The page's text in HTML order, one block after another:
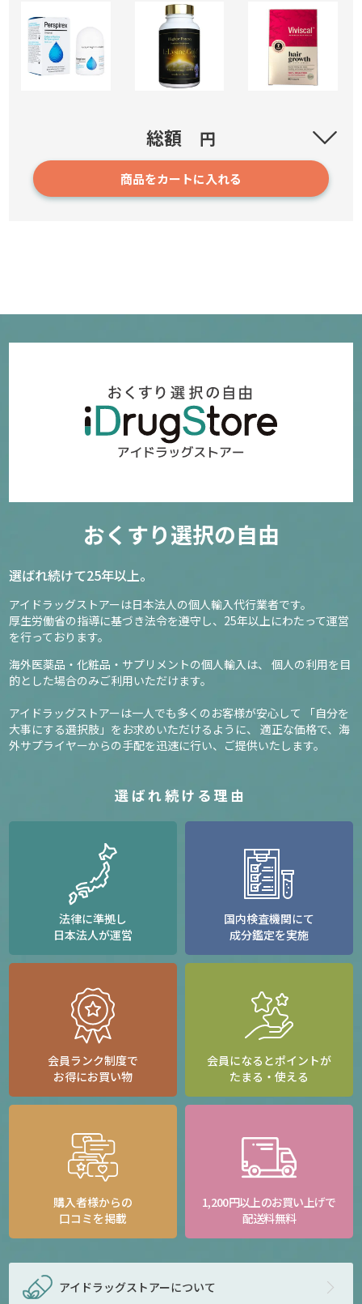
901
2,510円～
確認／選び直す
ments)
50
確認／選び直す
総額 円
商品をカートに入れる
おくすり選択の自由
選ばれ続けて25年以上。
アイドラッグストアーは日本法人の個人輸入代行業者です。
厚生労働省の指導に基づき法令を遵守し、 25年以上にわたって運営
を行っております。
海外医薬品・化粧品・サプリメントの個人輸入は、 個人の利用を目
的とした場合のみご利用いただけます。
アイドラッグストアーは一人でも多くのお客様が安心して
「自分を
大事にする選択肢」をお求めいただけるように、 適正な価格で、海
外サプライヤーからの手配を迅速に行い、ご提供いたします。
選ばれ続ける理由
法律に準拠し
日本法人が運営
国内検査機関にて
成分鑑定を実施
会員ランク制度で
お得にお買い物
会員になるとポイントが
たまる・使える
購入者様からの
口コミを掲載
1,200円以上のお買い上げで
配送料無料
アイドラッグストアーについて